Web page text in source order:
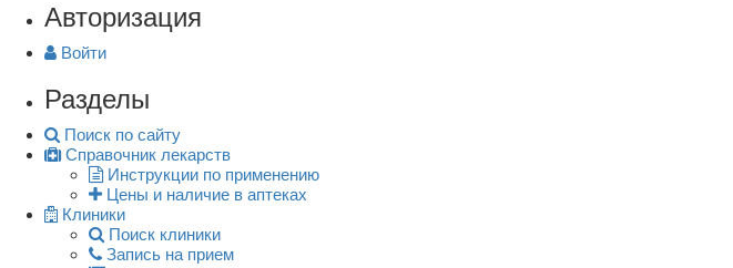
Авторизация
Войти
Разделы
Поиск по сайту
Справочник лекарств
Инструкции по применению
Цены и наличие в аптеках
Клиники
Поиск клиники
Запись на прием